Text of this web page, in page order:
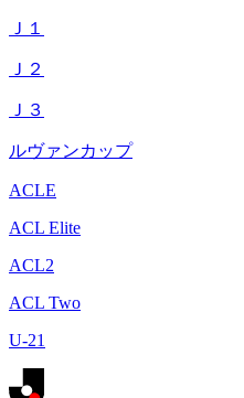
Ｊ１
Ｊ２
Ｊ３
ルヴァンカップ
ACLE
ACL Elite
ACL2
ACL Two
U-21